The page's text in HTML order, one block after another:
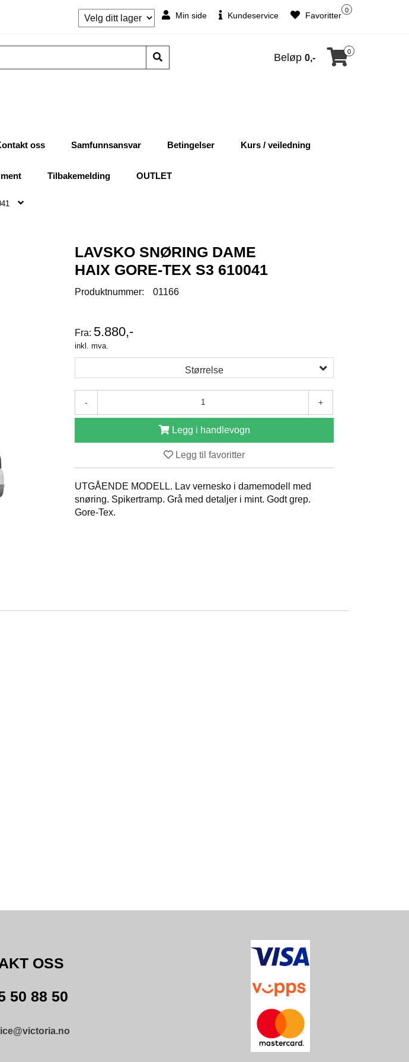
Min side Kundeservice
0
Favoritter
Beløp 0,-
0
oss Samfunnsansvar Betingelser Kurs / veiledning
Tilbakemelding OUTLET
LAVSKO SNØRING DAME
HAIX GORE-TEX S3 610041
Produktnummer: 01166
Fra: 5.880,-
inkl. mva.
Størrelse
- +
Legg i handlevogn
Legg til favoritter
UTGÅENDE MODELL. Lav vernesko i damemodell med
snøring. Spikertramp. Grå med detaljer i mint. Godt grep.
Gore-Tex.
OSS
50 88 50